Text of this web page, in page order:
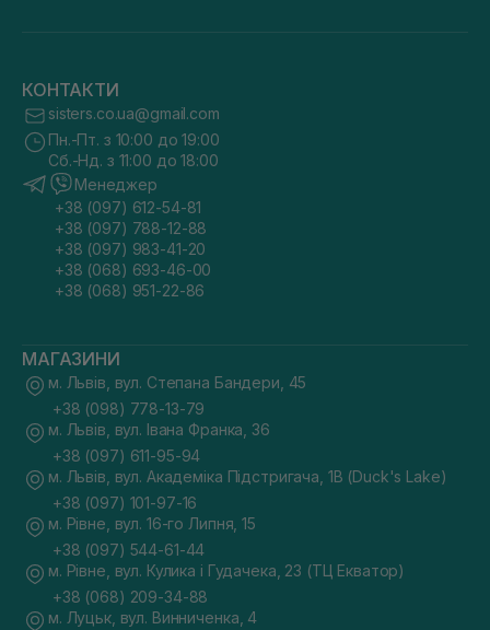
КОНТАКТИ
sisters.co.ua@gmail.com
Пн.-Пт. з 10:00 до 19:00
Сб.-Нд. з 11:00 до 18:00
Менеджер
+38 (097) 612-54-81
+38 (097) 788-12-88
+38 (097) 983-41-20
+38 (068) 693-46-00
+38 (068) 951-22-86
МАГАЗИНИ
м. Львів, вул. Степана Бандери, 45
+38 (098) 778-13-79
м. Львів, вул. Івана Франка, 36
+38 (097) 611-95-94
м. Львів, вул. Академіка Підстригача, 1В (Duck's Lake)
+38 (097) 101-97-16
м. Рівне, вул. 16-го Липня, 15
+38 (097) 544-61-44
м. Рівне, вул. Кулика і Гудачека, 23 (ТЦ Екватор)
+38 (068) 209-34-88
м. Луцьк, вул. Винниченка, 4